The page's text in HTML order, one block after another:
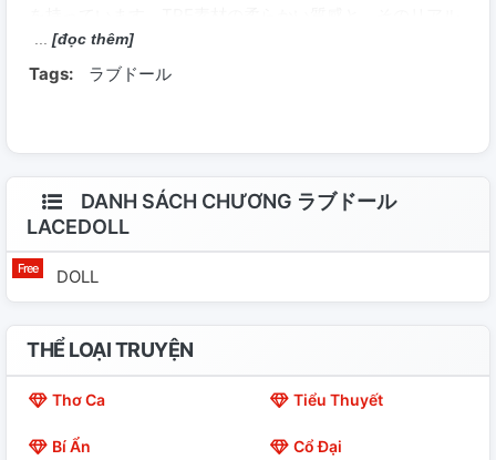
のメイクは組み合わせて、絶妙な体験を提供できます。カ
ストマイズ面も豊富で、素材、機能、外観も豊富な選択肢
[đọc thêm]
Tags: ラブドール
DANH SÁCH CHƯƠNG ラブドール
LACEDOLL
DOLL
THỂ LOẠI TRUYỆN
Thơ Ca Tiểu Thuyết
Bí Ẩn Cổ Đại